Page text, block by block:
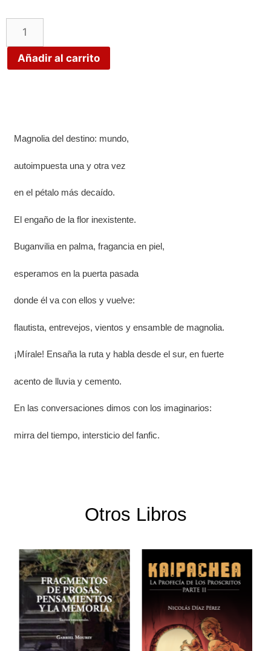
Añadir al carrito
Magnolia del destino: mundo,
autoimpuesta una y otra vez
en el pétalo más decaído.
El engaño de la flor inexistente.
Buganvilia en palma, fragancia en piel,
esperamos en la puerta pasada
donde él va con ellos y vuelve:
flautista, entrevejos, vientos y ensamble de magnolia.
¡Mírale! Ensaña la ruta y habla desde el sur, en fuerte
acento de lluvia y cemento.
En las conversaciones dimos con los imaginarios:
mirra del tiempo, intersticio del fanfic.
Otros Libros